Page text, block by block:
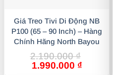
Giá Treo Tivi Di Động NB
P100 (65 – 90 Inch) – Hàng
Chính Hãng North Bayou
2.190.000₫
Giá
1.990.000 ₫Giá